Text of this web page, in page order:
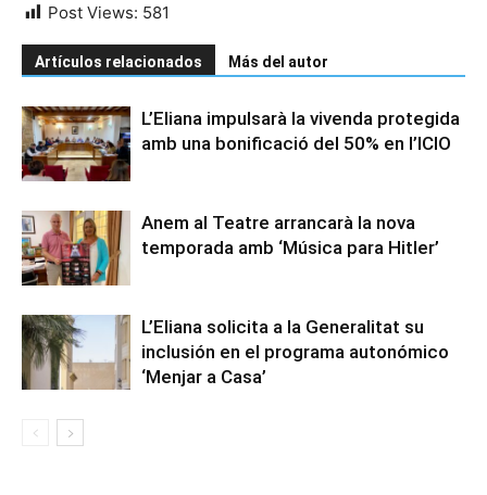
Post Views: 581
Artículos relacionados Más del autor
L’Eliana impulsarà la vivenda protegida
amb una bonificació del 50% en l’ICIO
Anem al Teatre arrancarà la nova
temporada amb ‘Música para Hitler’
L’Eliana solicita a la Generalitat su
inclusión en el programa autonómico
‘Menjar a Casa’